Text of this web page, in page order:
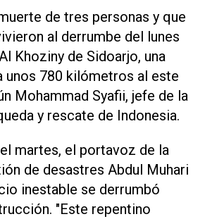
de tres personas y que
al derrumbe del lunes
Khoziny de Sidoarjo, una
unos 780 kilómetros al este
Mohammad Syafii, jefe de la
y rescate de Indonesia.
martes, el portavoz de la
de desastres Abdul Muhari
inestable se derrumbó
"Este repentino